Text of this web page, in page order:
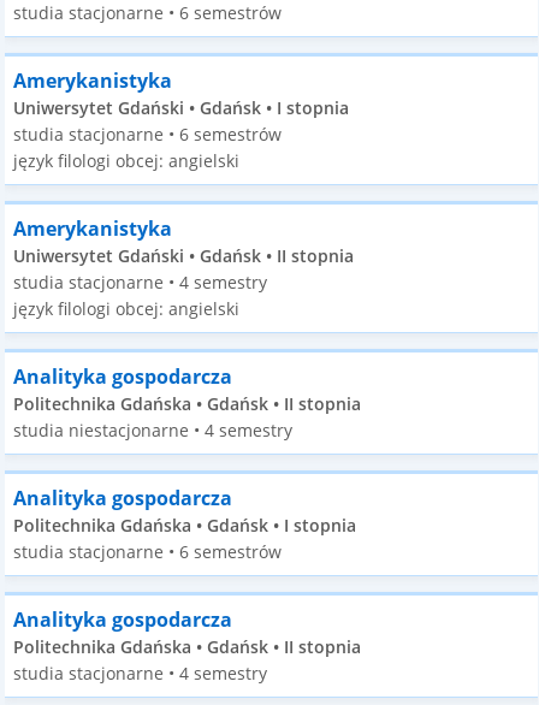
studia stacjonarne • 6 semestrów
Amerykanistyka
Uniwersytet Gdański • Gdańsk • I stopnia
studia stacjonarne • 6 semestrów
język filologi obcej: angielski
Amerykanistyka
Uniwersytet Gdański • Gdańsk • II stopnia
studia stacjonarne • 4 semestry
język filologi obcej: angielski
Analityka gospodarcza
Politechnika Gdańska • Gdańsk • II stopnia
studia niestacjonarne • 4 semestry
Analityka gospodarcza
Politechnika Gdańska • Gdańsk • I stopnia
studia stacjonarne • 6 semestrów
Analityka gospodarcza
Politechnika Gdańska • Gdańsk • II stopnia
studia stacjonarne • 4 semestry